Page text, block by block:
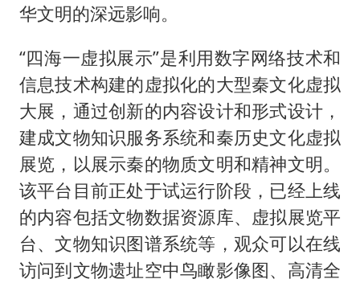
华文明的深远影响。
“四海一虚拟展示”是利用数字网络技术和
信息技术构建的虚拟化的大型秦文化虚拟
大展，通过创新的内容设计和形式设计，
建成文物知识服务系统和秦历史文化虚拟
展览，以展示秦的物质文明和精神文明。
该平台目前正处于试运行阶段，已经上线
的内容包括文物数据资源库、虚拟展览平
台、文物知识图谱系统等，观众可以在线
访问到文物遗址空中鸟瞰影像图、高清全